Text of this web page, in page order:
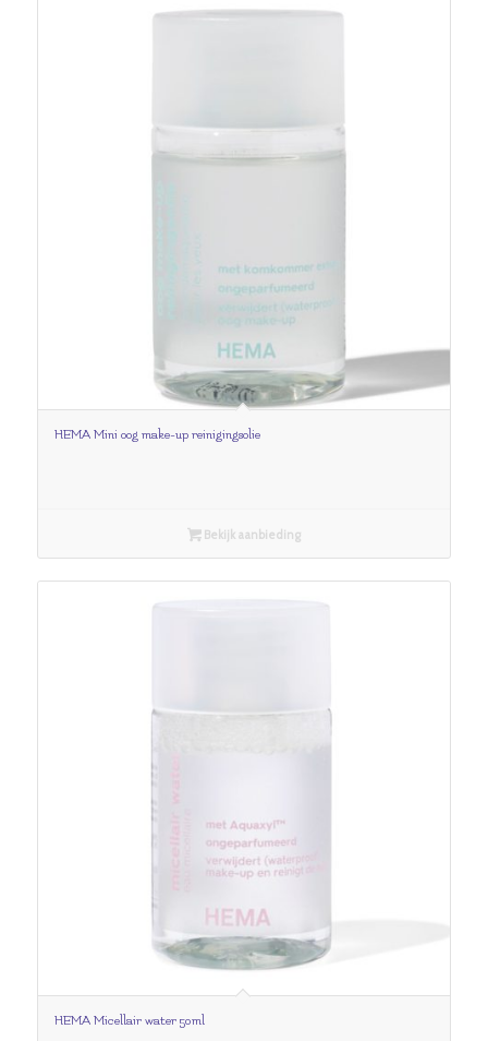
HEMA Mini oog make-up reinigingsolie
Bekijk aanbieding
HEMA Micellair water 50ml